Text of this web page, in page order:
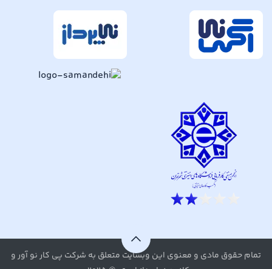
تمام حقوق مادی و معنوی این وبسایت متعلق به شرکت پی کار نو آور و